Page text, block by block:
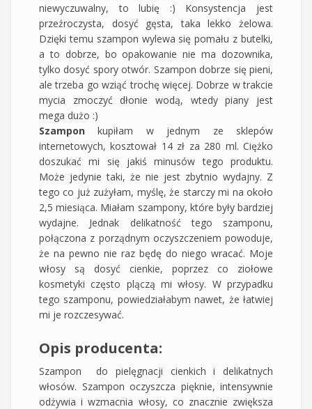
niewyczuwalny, to lubię :) Konsystencja jest
przeźroczysta, dosyć gęsta, taka lekko żelowa.
Dzięki temu szampon wylewa się pomału z butelki,
a to dobrze, bo opakowanie nie ma dozownika,
tylko dosyć spory otwór. Szampon dobrze się pieni,
ale trzeba go wziąć trochę więcej. Dobrze w trakcie
mycia zmoczyć dłonie wodą, wtedy piany jest
mega dużo :)
Szampon kupiłam w jednym ze sklepów
internetowych, kosztował 14 zł za 280 ml. Ciężko
doszukać mi się jakiś minusów tego produktu.
Może jedynie taki, że nie jest zbytnio wydajny. Z
tego co już zużyłam, myślę, że starczy mi na około
2,5 miesiąca. Miałam szampony, które były bardziej
wydajne. Jednak delikatność tego szamponu,
połączona z porządnym oczyszczeniem powoduje,
że na pewno nie raz będę do niego wracać. Moje
włosy są dosyć cienkie, poprzez co ziołowe
kosmetyki często plączą mi włosy. W przypadku
tego szamponu, powiedziałabym nawet, że łatwiej
mi je rozczesywać.
Opis producenta:
Szampon do pielęgnacji cienkich i delikatnych
włosów. Szampon oczyszcza pięknie, intensywnie
odżywia i wzmacnia włosy, co znacznie zwiększa